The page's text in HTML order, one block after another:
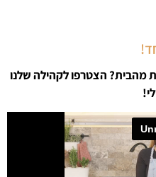
מהבית? הצטרפו לקהילה שלנו